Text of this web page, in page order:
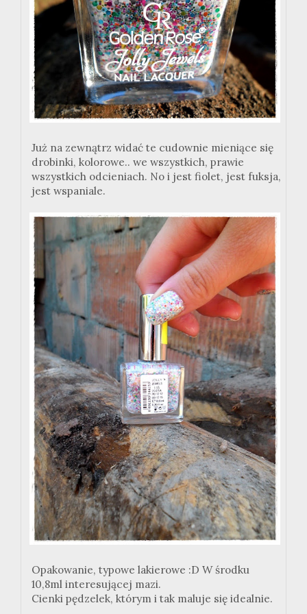
Już na zewnątrz widać te cudownie mieniące się
drobinki, kolorowe.. we wszystkich, prawie
wszystkich odcieniach. No i jest fiolet, jest fuksja,
jest wspaniale.
Opakowanie, typowe lakierowe :D W środku
10,8ml interesującej mazi.
Cienki pędzelek, którym i tak maluje się idealnie.